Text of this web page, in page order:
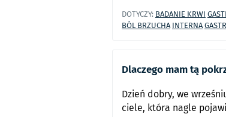
DOTYCZY: BADANIE KRWI
BÓL BRZUCHA INTERNA
Dlaczego mam tą
Dzień dobry, we
ciele, która nagle